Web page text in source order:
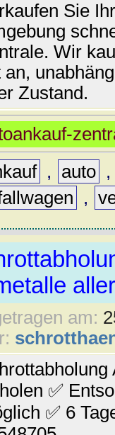
Sie
Wir
an,
Zustand.
, auto
,
am:
✅
✅ 6